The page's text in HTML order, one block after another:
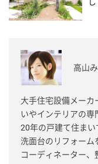
高山
大手住宅設備メーカ
いやインテリアの
20年の戸建て住ま
洗面台のリフォーム
コーディネーター